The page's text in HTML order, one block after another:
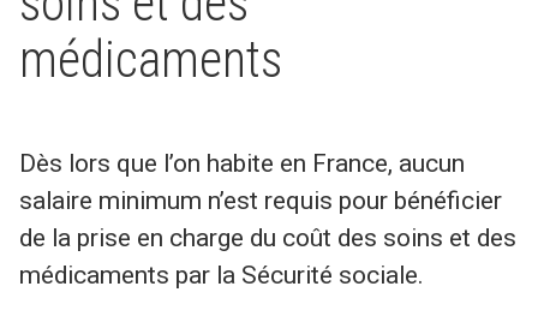
médicaments
Dès lors que l’on habite en France, aucun
salaire minimum n’est requis pour bénéficier
de la prise en charge du coût des soins et des
médicaments par la Sécurité sociale.